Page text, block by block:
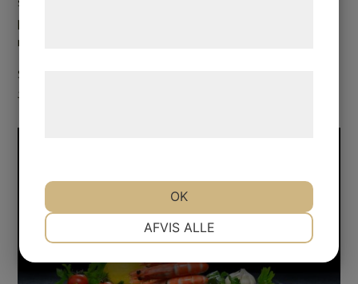
potatissallad, charkuterier från Kosta Safaripark och
mycket mer!
Sommarbuffé kostar
Serveras den
MARKETING STATISTIK
AFVIS ALLE
OK